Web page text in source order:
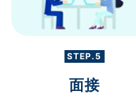
STEP.5
面接